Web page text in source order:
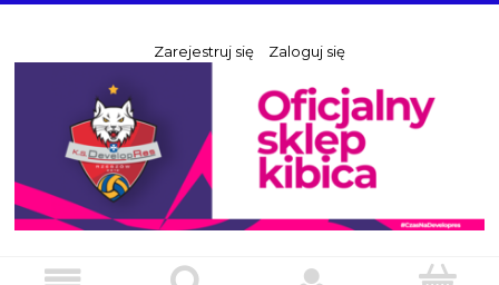
Zarejestruj się Zaloguj się